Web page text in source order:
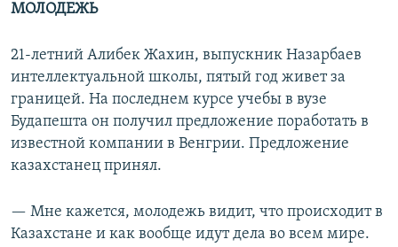
МОЛОДЕЖЬ
21-летний Алибек Жахин, выпускник Назарбаев
интеллектуальной школы, пятый год живет за
границей. На последнем курсе учебы в вузе
Будапешта он получил предложение поработать в
известной компании в Венгрии. Предложение
казахстанец принял.
— Мне кажется, молодежь видит, что происходит в
Казахстане и как вообще идут дела во всем мире.